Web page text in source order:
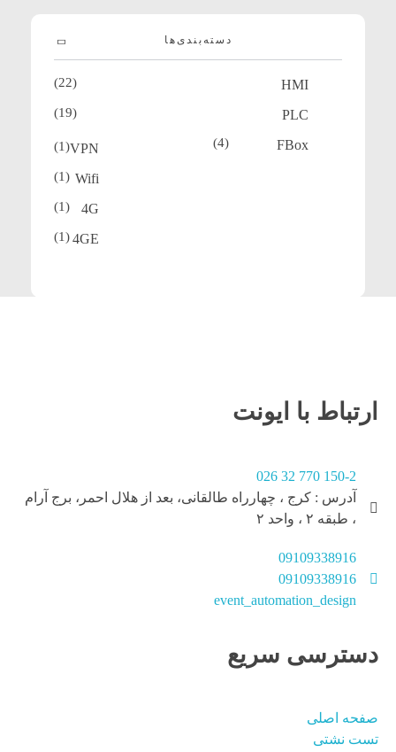
دسته‌بندی‌ها
HMI
(22)
PLC
(19)
FBox
(4)
VPN
(1)
Wifi
(1)
4G
(1)
4GE
(1)
ارتباط با ایونت
150-2 770 32 026
آدرس : کرج ، چهارراه طالقانی، بعد از هلال احمر، برج آرام
، طبقه ۲ ، واحد ۲
09109338916
09109338916
event_automation_design
دسترسی سریع
صفحه اصلی
تست نشتی